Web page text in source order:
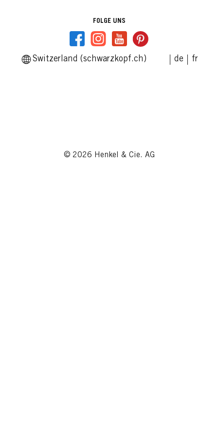
FOLGE UNS
Switzerland (schwarzkopf.ch) de fr
© 2026 Henkel & Cie. AG